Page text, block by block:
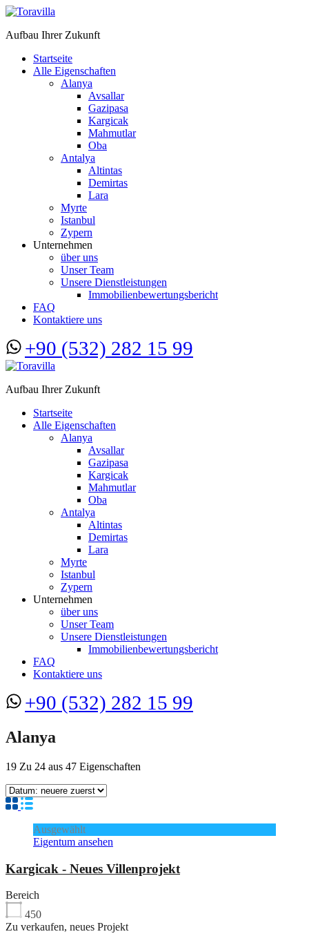
Aufbau Ihrer Zukunft
Startseite
Alle Eigenschaften
Alanya
Avsallar
Gazipasa
Kargicak
Mahmutlar
Oba
Antalya
Altintas
Demirtas
Lara
Myrte
Istanbul
Zypern
Unternehmen
über uns
Unser Team
Unsere Dienstleistungen
Immobilienbewertungsbericht
FAQ
Kontaktiere uns
+90 (532) 282 15 99
Aufbau Ihrer Zukunft
Startseite
Alle Eigenschaften
Alanya
Avsallar
Gazipasa
Kargicak
Mahmutlar
Oba
Antalya
Altintas
Demirtas
Lara
Myrte
Istanbul
Zypern
Unternehmen
über uns
Unser Team
Unsere Dienstleistungen
Immobilienbewertungsbericht
FAQ
Kontaktiere uns
+90 (532) 282 15 99
Alanya
19 Zu 24 aus 47 Eigenschaften
Ausgewählt
Eigentum ansehen
Kargicak - Neues Villenprojekt
Bereich
450
Zu verkaufen, neues Projekt